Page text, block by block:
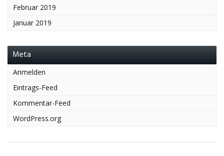
Februar 2019
Januar 2019
Meta
Anmelden
Eintrags-Feed
Kommentar-Feed
WordPress.org